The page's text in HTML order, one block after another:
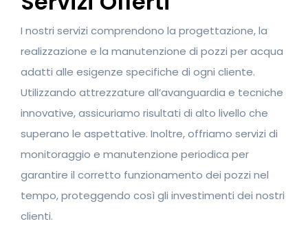
I nostri servizi comprendono la progettazione, la
realizzazione e la manutenzione di pozzi per acqua
adatti alle esigenze specifiche di ogni cliente.
Utilizzando attrezzature all’avanguardia e tecniche
innovative, assicuriamo risultati di alto livello che
superano le aspettative. Inoltre, offriamo servizi di
monitoraggio e manutenzione periodica per
garantire il corretto funzionamento dei pozzi nel
tempo, proteggendo così gli investimenti dei nostri
clienti.